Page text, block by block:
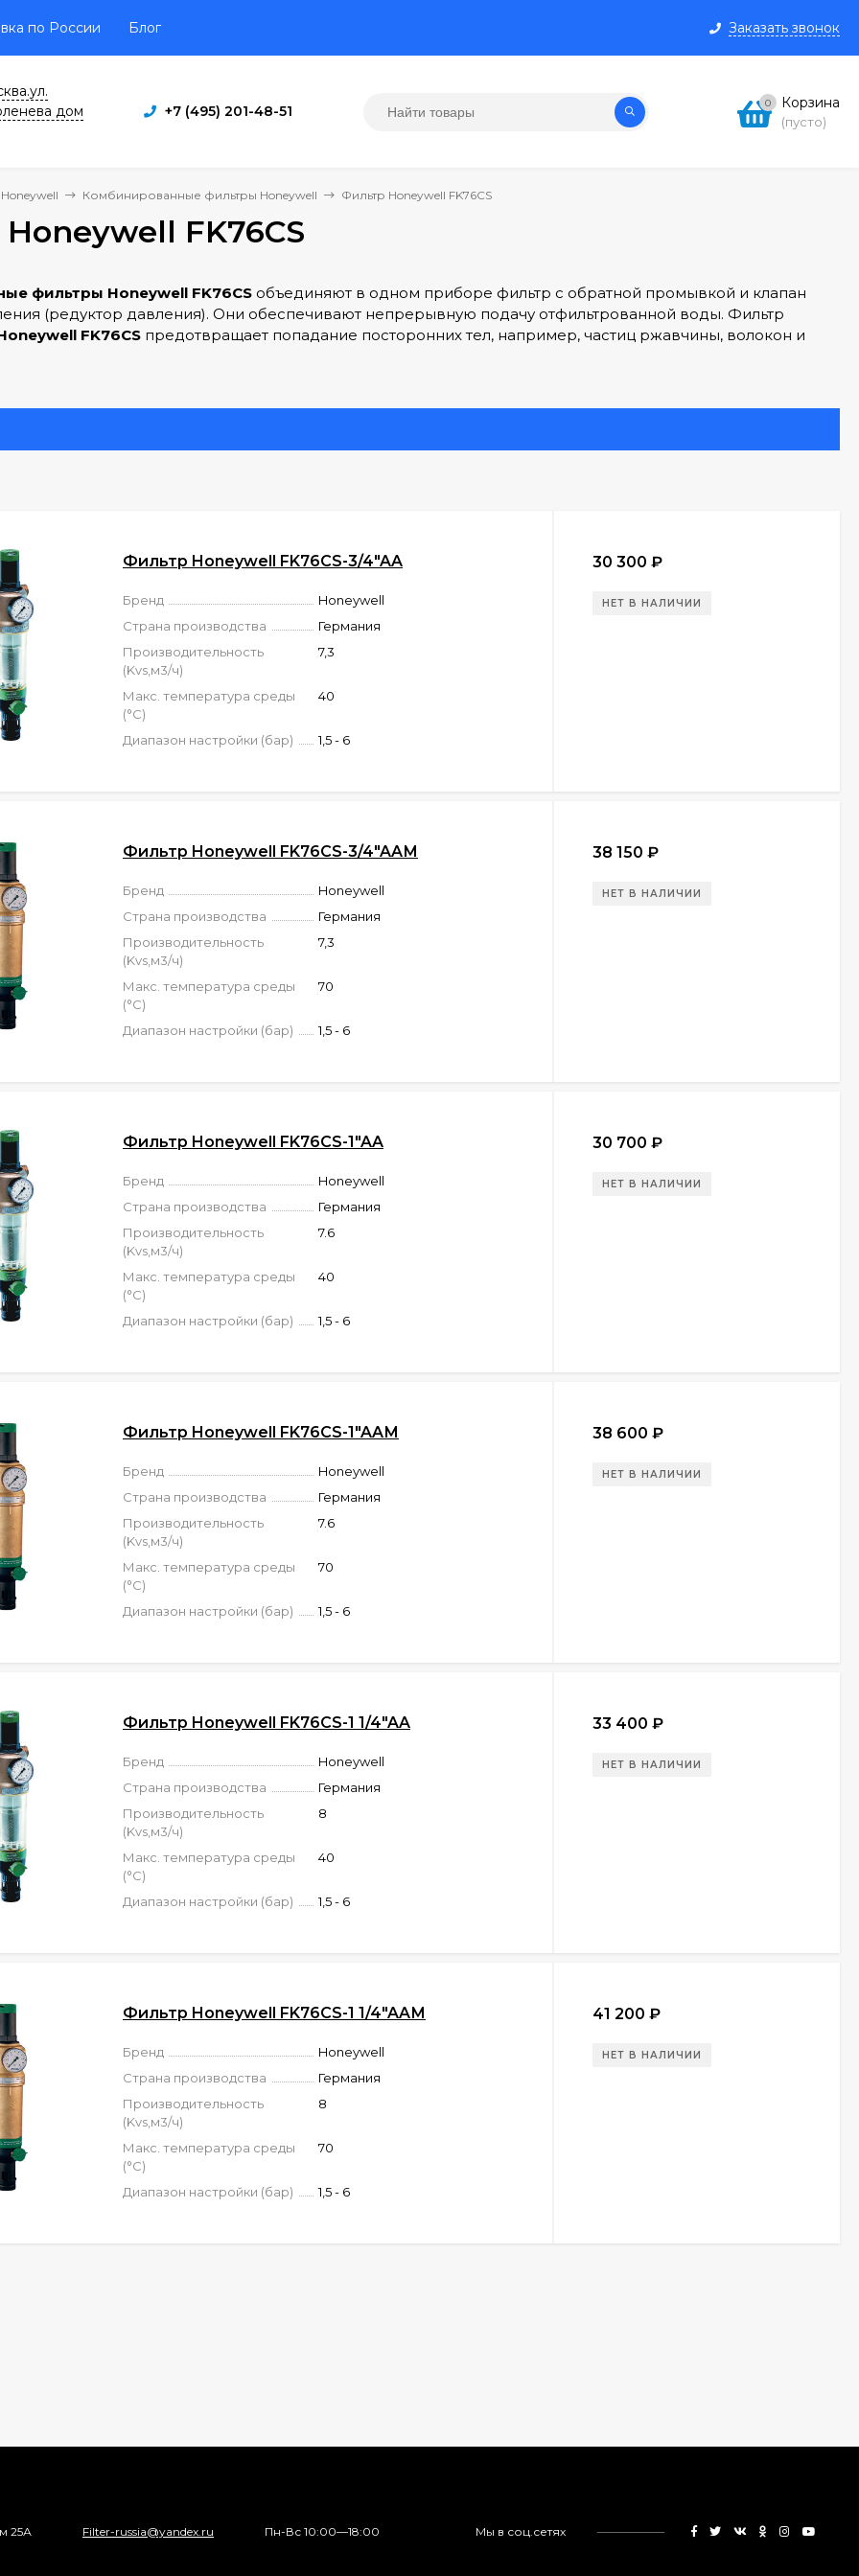
Заказать звонок
по России Блог
дом
+7 (495) 201-48-51
0 Корзина
(пусто)
Комбинированные фильтры Honeywell Фильтр Honeywell FK76CS
FK76CS
фильтры Honeywell FK76CS объединяют в одном приборе фильтр с обратной промывкой и клапан
(редуктор давления). Они обеспечивают непрерывную подачу отфильтрованной воды. Фильтр
FK76CS предотвращает попадание посторонних тел, например, частиц ржавчины, волокон и
понижения давления (редуктор давления) предупреждает защиту от избыточного давления и понижает
из перечисленных элементов в отдельности удовлетворяет требованиям действующих норм
водоснабжения, в которых необходима замена действующих фильтров. Поворотный соединитель
горизонтальных трубопроводах чашей вниз.
система обратной промывки - быстродействующая и полная очистка фильтра малым количеством воды
указывает, когда необходимо вручную произвести очередную обратную промывку
модифицирован путем установки автоматического привода обратной промывки с использованием
Фильтр Honeywell FK76CS-3/4"AA
Бренд
Honeywell
Страна производства
Германия
Производительность
(Kvs,м3/ч)
7,3
Макс. температура среды
(°C)
40
Диапазон настройки (бар) 1,5 - 6
30 300 ₽
НЕТ В НАЛИЧИИ
Фильтр Honeywell FK76CS-3/4"AAМ
Бренд
Honeywell
Страна производства
Германия
Производительность
(Kvs,м3/ч)
7,3
Макс. температура среды
(°C)
70
Диапазон настройки (бар) 1,5 - 6
38 150 ₽
НЕТ В НАЛИЧИИ
Фильтр Honeywell FK76CS-1"AA
Бренд
Honeywell
Страна производства
Германия
Производительность
(Kvs,м3/ч)
7.6
Макс. температура среды
(°C)
40
Диапазон настройки (бар) 1,5 - 6
30 700 ₽
НЕТ В НАЛИЧИИ
Фильтр Honeywell FK76CS-1"AAМ
Бренд
Honeywell
Страна производства
Германия
Производительность
(Kvs,м3/ч)
7.6
Макс. температура среды
(°C)
70
Диапазон настройки (бар) 1,5 - 6
38 600 ₽
НЕТ В НАЛИЧИИ
Фильтр Honeywell FK76CS-1 1/4"AA
Бренд
Honeywell
Страна производства
Германия
Производительность
(Kvs,м3/ч)
8
Макс. температура среды
(°C)
40
Диапазон настройки (бар) 1,5 - 6
33 400 ₽
НЕТ В НАЛИЧИИ
Фильтр Honeywell FK76CS-1 1/4"AAМ
Бренд
Honeywell
Страна производства
Германия
Производительность
(Kvs,м3/ч)
8
Макс. температура среды
(°C)
70
Диапазон настройки (бар) 1,5 - 6
41 200 ₽
НЕТ В НАЛИЧИИ
25А Filter-russia@yandex.ru Пн-Вс 10:00—18:00 Мы в соц.сетях